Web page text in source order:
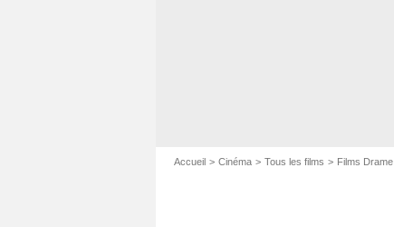
Accueil Cinéma Tous les films Films Drame